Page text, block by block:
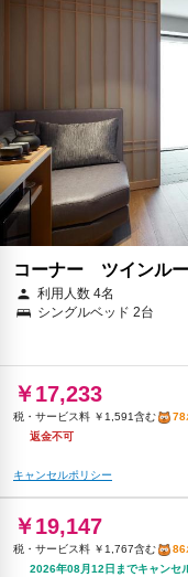
キャンセルポリシー
￥16,547
税・サービス料 ￥1,527含む
2026年08月25日までキャンセ
キャンセルポリシー
￥16,547
キャンセルポリシー
コーナー ツインル
利用人数 4名
シングルベッド 2台
￥17,233
税・サービス料 ￥1,591含む
78
返金不可
キャンセルポリシー
￥19,147
税・サービス料 ￥1,767含む
86
2026年08月12日までキャンセ